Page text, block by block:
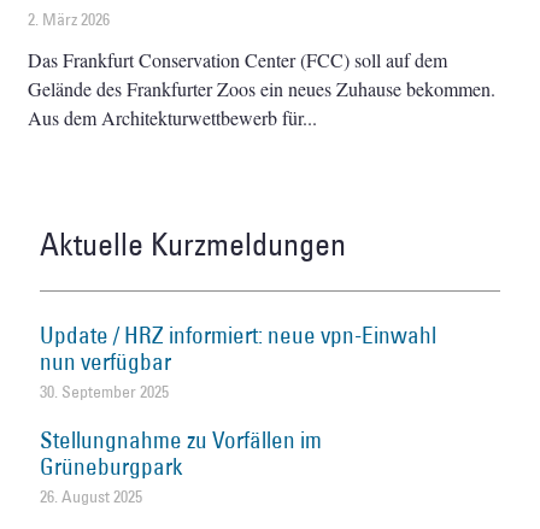
2. März 2026
Das Frankfurt Conservation Center (FCC) soll auf dem
Gelände des Frankfurter Zoos ein neues Zuhause bekommen.
Aus dem Architekturwettbewerb für
Aktuelle Kurzmeldungen
Update / HRZ informiert: neue vpn-Einwahl
nun verfügbar
30. September 2025
Stellungnahme zu Vorfällen im
Grüneburgpark
26. August 2025